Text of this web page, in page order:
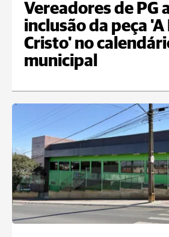
Vereadores de PG
inclusão da peça
Cristo' no
municipal